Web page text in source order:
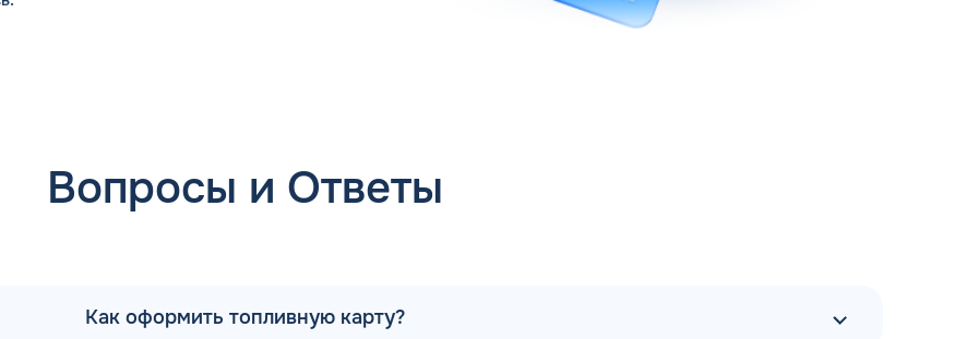
начался активный ввод
взаимодействия с клиентами, к которому привыкли потребители. Теперь им доступны
их удобство применения на практике. Преимущества компании подробнее описаны на официальном сайте
Вопросы и Ответы
Как оформить топливную карту?